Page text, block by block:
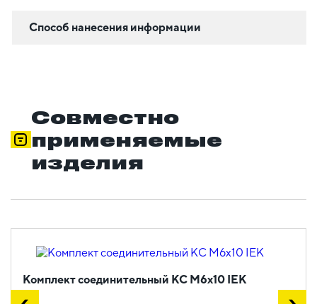
Способ нанесения информации
Совместно
применяемые
изделия
Комплект соединительный КС М6х10 IEK